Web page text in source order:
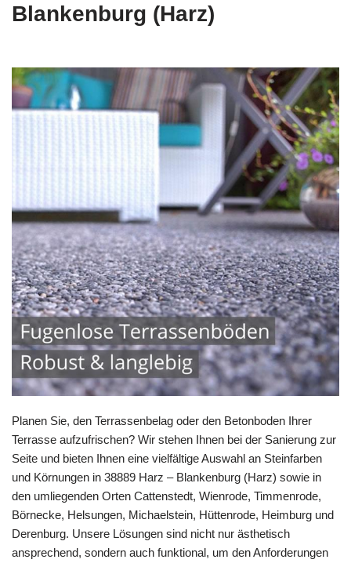
Blankenburg (Harz)
Planen Sie, den Terrassenbelag oder den Betonboden Ihrer
Terrasse aufzufrischen? Wir stehen Ihnen bei der Sanierung zur
Seite und bieten Ihnen eine vielfältige Auswahl an Steinfarben
und Körnungen in 38889 Harz – Blankenburg (Harz) sowie in
den umliegenden Orten Cattenstedt, Wienrode, Timmenrode,
Börnecke, Helsungen, Michaelstein, Hüttenrode, Heimburg und
Derenburg. Unsere Lösungen sind nicht nur ästhetisch
ansprechend, sondern auch funktional, um den Anforderungen